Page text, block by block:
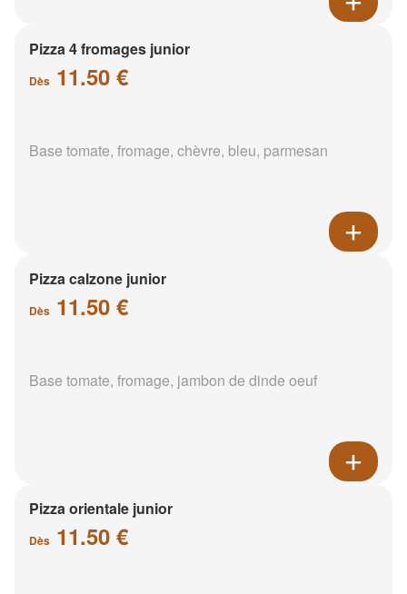
Pizza 4 fromages junior
Dès 11.50 €
Base tomate, fromage, chèvre, bleu, parmesan
Pizza calzone junior
Dès 11.50 €
Base tomate, fromage, jambon de dinde oeuf
Pizza orientale junior
Dès 11.50 €